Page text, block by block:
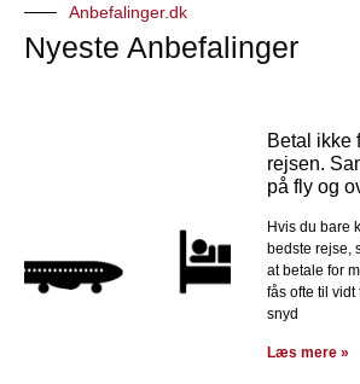
Anbefalinger.dk
Nyeste Anbefalinger
Betal ikke
rejsen.
på fly og
Hvis du bare
bedste rejse,
at betale for
fås ofte til
snyd
Læs mere »